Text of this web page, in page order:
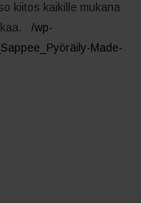
kiitos kaikille mukana
/wp-
Made-